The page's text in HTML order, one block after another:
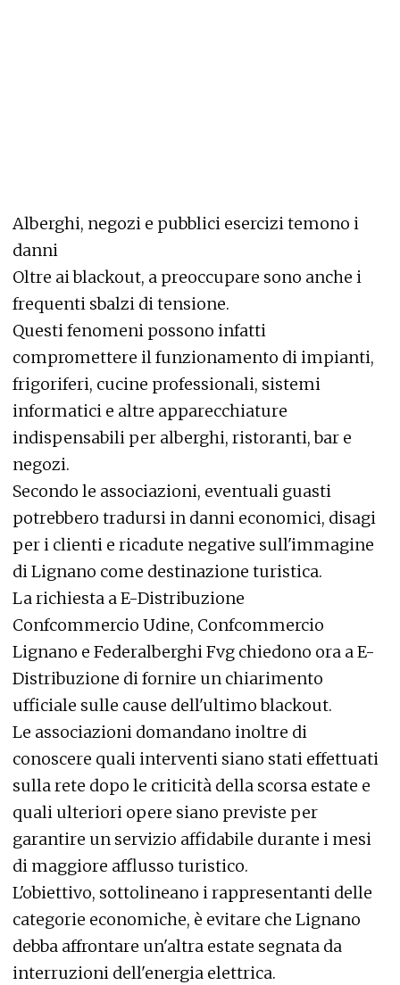
Alberghi, negozi e pubblici esercizi temono i
danni
Oltre ai blackout, a preoccupare sono anche i
frequenti sbalzi di tensione.
Questi fenomeni possono infatti
compromettere il funzionamento di impianti,
frigoriferi, cucine professionali, sistemi
informatici e altre apparecchiature
indispensabili per alberghi, ristoranti, bar e
negozi.
Secondo le associazioni, eventuali guasti
potrebbero tradursi in danni economici, disagi
per i clienti e ricadute negative sull'immagine
di Lignano come destinazione turistica.
La richiesta a E-Distribuzione
Confcommercio Udine, Confcommercio
Lignano e Federalberghi Fvg chiedono ora a E-
Distribuzione di fornire un chiarimento
ufficiale sulle cause dell'ultimo blackout.
Le associazioni domandano inoltre di
conoscere quali interventi siano stati effettuati
sulla rete dopo le criticità della scorsa estate e
quali ulteriori opere siano previste per
garantire un servizio affidabile durante i mesi
di maggiore afflusso turistico.
L'obiettivo, sottolineano i rappresentanti delle
categorie economiche, è evitare che Lignano
debba affrontare un'altra estate segnata da
interruzioni dell'energia elettrica.